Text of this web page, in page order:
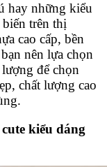
hay những kiểu
trên thị
cao cấp, bền
nên lựa chọn
để chọn
chất lượng cao
kiểu dáng